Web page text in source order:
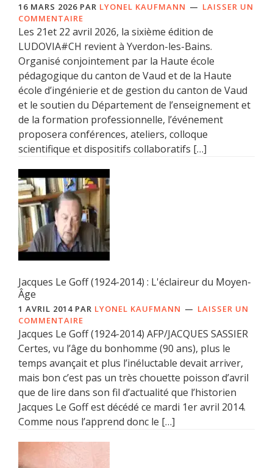
16 MARS 2026 PAR LYONEL KAUFMANN
LAISSER UN
COMMENTAIRE
Les 21et 22 avril 2026, la sixième édition de
LUDOVIA#CH revient à Yverdon-les-Bains.
Organisé conjointement par la Haute école
pédagogique du canton de Vaud et de la Haute
école d’ingénierie et de gestion du canton de Vaud
et le soutien du Département de l’enseignement et
de la formation professionnelle, l’événement
proposera conférences, ateliers, colloque
scientifique et dispositifs collaboratifs […]
Jacques Le Goff (1924-2014) : L'éclaireur du Moyen-
Âge
1 AVRIL 2014 PAR LYONEL KAUFMANN
LAISSER UN
COMMENTAIRE
Jacques Le Goff (1924-2014) AFP/JACQUES SASSIER
Certes, vu l’âge du bonhomme (90 ans), plus le
temps avançait et plus l’inéluctable devait arriver,
mais bon c’est pas un très chouette poisson d’avril
que de lire dans son fil d’actualité que l’historien
Jacques Le Goff est décédé ce mardi 1er avril 2014.
Comme nous l’apprend donc le […]